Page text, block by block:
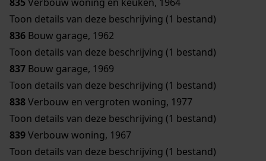
Toon details van deze beschrijving (1 bestand)
836 Bouw garage, 1962
Toon details van deze beschrijving (1 bestand)
837 Bouw garage, 1969
Toon details van deze beschrijving (1 bestand)
838Verbouw en vergroten woning, 1977
Toon details van deze beschrijving (1 bestand)
839Verbouw woning, 1967
Toon details van deze beschrijving (1 bestand)